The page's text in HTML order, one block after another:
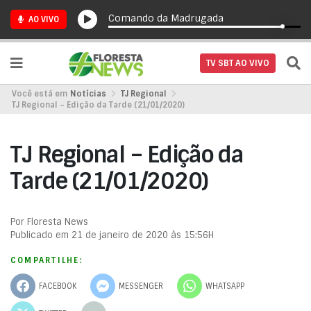
AO VIVO Comando da Madrugada
TV SBT AO VIVO
Você está em Notícias
TJ Regional
TJ Regional – Edição da Tarde (21/01/2020)
TJ Regional – Edição da
Tarde (21/01/2020)
Por Floresta News
Publicado em 21 de janeiro de 2020 às 15:56H
COMPARTILHE:
FACEBOOK MESSENGER WHATSAPP